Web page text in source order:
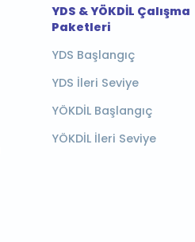
YDS & YÖKDİL Çalışma
Paketleri
YDS Başlangıç
YDS İleri Seviye
YÖKDİL Başlangıç
YÖKDİL İleri Seviye